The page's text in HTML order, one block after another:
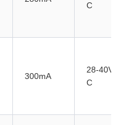
C
300mA
28-40VD
C